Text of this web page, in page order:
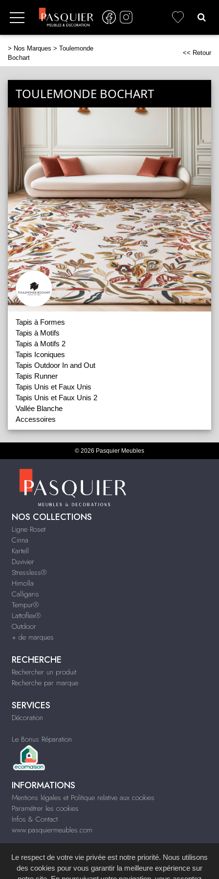
> Nos Marques > Toulemonde
Bochart
<< Retour
TOULEMONDE BOCHART
Tapis à Formes
Tapis à Motifs
Tapis à Motifs 2
Tapis Iconiques
Tapis Outdoor In and Out
Tapis Runner
Tapis Unis et Faux Unis
Tapis Unis et Faux Unis 2
Vallée Blanche
Accessoires
© 2026 Pasquier Meubles
NOS COLLECTIONS
Ligne Roset
Cinna
Kartell
Duvivier
Stressless®
Himolla
Calligaris
Tempur®
Lattoflex®
Outdoor
+ de marques
RECHERCHE
Rechercher un produit
Recherche par marque
SERVICES
Décoration
Le Bonus Réparation
INFORMATIONS
Mentions légales et Politique relative aux cookies
Paramétrer les cookies
Infos & Contact
www.pasquiermeubles.com
Le respect de votre vie privée est notre priorité. Nous utilisons
des cookies pour vous garantir la meilleure expérience sur